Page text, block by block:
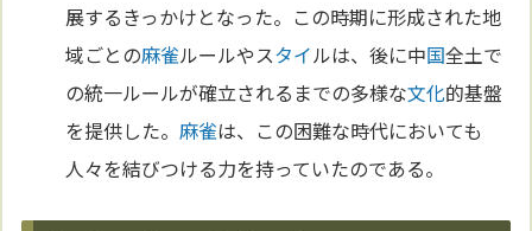
展するきっかけとなった。この時期に形成された地
域ごとの麻雀ルールやスタイルは、後に中国全土で
の統一ルールが確立されるまでの多様な文化的基盤
を提供した。 麻雀は、この困難な時代においても
人々を結びつける力を持っていたのである。